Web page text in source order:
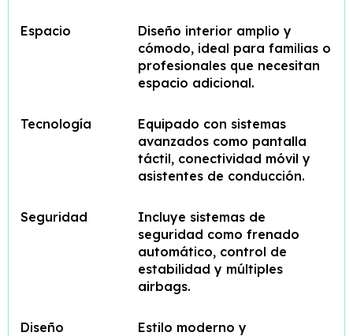
Espacio
Diseño interior amplio y
cómodo, ideal para familias o
profesionales que necesitan
espacio adicional.
Tecnología
Equipado con sistemas
avanzados como pantalla
táctil, conectividad móvil y
asistentes de conducción.
Seguridad
Incluye sistemas de
seguridad como frenado
automático, control de
estabilidad y múltiples
airbags.
Diseño
Estilo moderno y